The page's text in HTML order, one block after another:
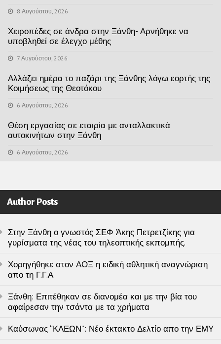
8 Αυγούστου, 2026
Χειροπέδες σε άνδρα στην Ξάνθη- Αρνήθηκε να
υποβληθεί σε έλεγχο μέθης
7 Αυγούστου, 2026
Αλλάζει ημέρα το παζάρι της Ξάνθης λόγω εορτής της
Κοιμήσεως της Θεοτόκου
6 Αυγούστου, 2026
Θέση εργασίας σε εταιρία με ανταλλακτικά
αυτοκινήτων στην Ξάνθη
6 Αυγούστου, 2026
Author Posts
Στην Ξάνθη ο γνωστός ΣΕΦ Άκης Πετρετζίκης για
γυρίσματα της νέας του τηλεοπτικής εκπομπής.
Χορηγήθηκε στον ΑΟΞ η ειδική αθλητική αναγνώριση
απο τη Γ.Γ.Α
Ξάνθη: Επιτέθηκαν σε διανομέα και με την βία του
αφαίρεσαν την τσάντα με τα χρήματα
Καύσωνας “ΚΛΕΩΝ”: Νέο έκτακτο Δελτίο απο την ΕΜΥ